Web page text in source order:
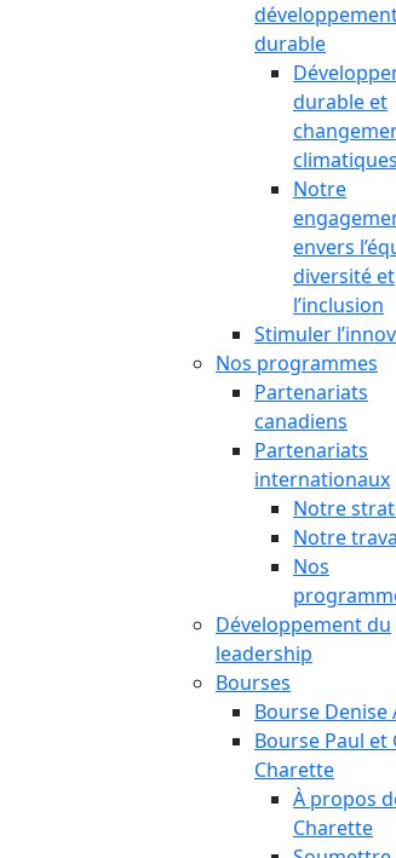
durable
durable et
climatiques
Notre
envers
diversité et
l’inclusion
Stimuler
Nos programmes
Partenariats
canadiens
Partenariats
internationaux
Notre
Notre
Nos
Développement du
leadership
Bourses
Bourse Denise
Bourse Paul et
Charette
À propos
Charette